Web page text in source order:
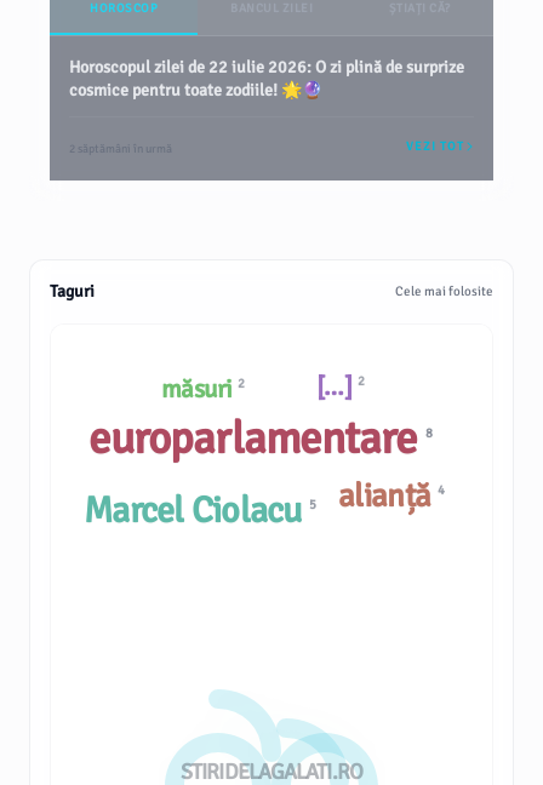
HOROSCOP
Horoscopul zilei de 22 iulie 2026: O zi plină de surprize
cosmice pentru toate zodiile! 🌟🔮
2 săptămâni în urmă VEZI TOT
Taguri Cele mai folosite
STIRIDELAGALATI.RO
[…] 2
măsuri 2
alianță 4
Marcel Ciolacu 5
europarlamentare8